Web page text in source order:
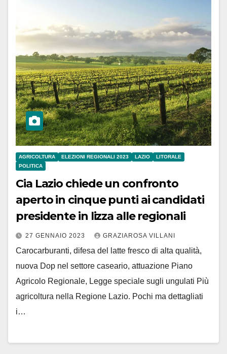
AGRICOLTURA ELEZIONI REGIONALI 2023 LAZIO
LITORALE
POLITICA
Cia Lazio chiede un confronto
aperto in cinque punti ai candidati
presidente in lizza alle regionali
27 GENNAIO 2023 GRAZIAROSA VILLANI
Carocarburanti, difesa del latte fresco di alta qualità,
nuova Dop nel settore caseario, attuazione Piano
Agricolo Regionale, Legge speciale sugli ungulati Più
agricoltura nella Regione Lazio. Pochi ma dettagliati
i…